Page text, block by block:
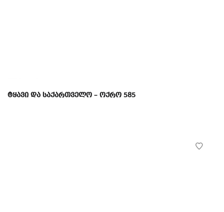
ტყავი და საქართველო – ოქრო 585